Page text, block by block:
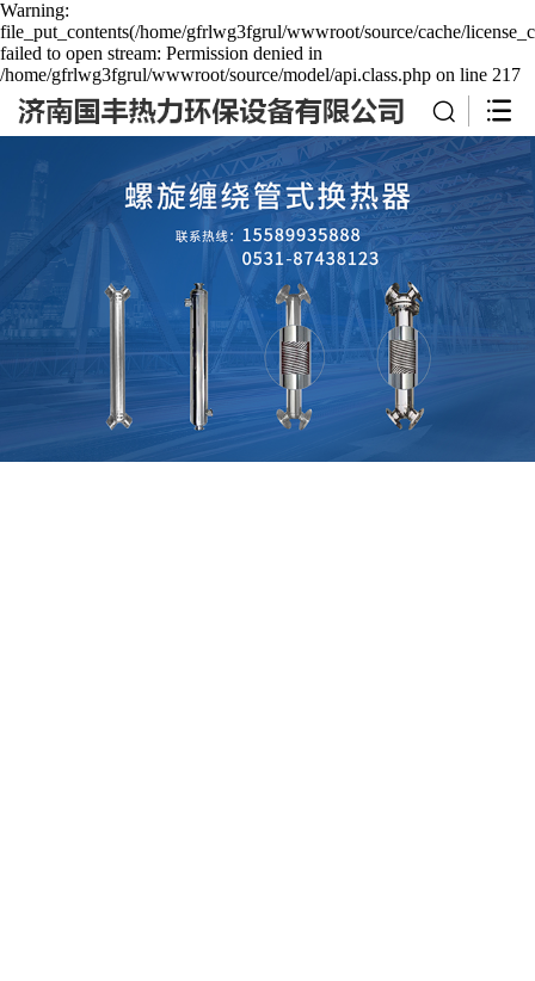
Warning:
file_put_contents(/home/gfrlwg3fgrul/wwwroot/source/cache/
failed to open stream: Permission denied in
/home/gfrlwg3fgrul/wwwroot/source/model/api.class.php on line 217